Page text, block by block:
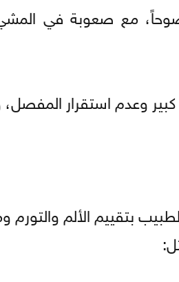
مع صعوبة في
وعدم استقرار
بتقييم الألم والتورم